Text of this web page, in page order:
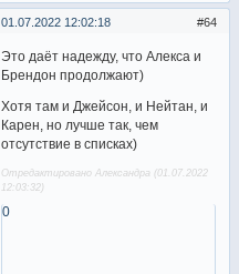
64
01.07.2022 12:02:18
Это даёт надежду, что Алекса и
Брендон продолжают)
Хотя там и Джейсон, и Нейтан, и
Карен, но лучше так, чем
отсутствие в списках)
Отредактировано Александра (01.07.2022
12:03:32)
0